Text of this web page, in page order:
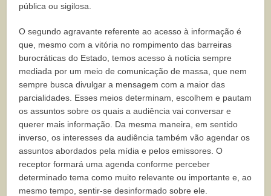
pública ou sigilosa.
O segundo agravante referente ao acesso à informação é
que, mesmo com a vitória no rompimento das barreiras
burocráticas do Estado, temos acesso à notícia sempre
mediada por um meio de comunicação de massa, que nem
sempre busca divulgar a mensagem com a maior das
parcialidades. Esses meios determinam, escolhem e pautam
os assuntos sobre os quais a audiência vai conversar e
querer mais informação. Da mesma maneira, em sentido
inverso, os interesses da audiência também vão agendar os
assuntos abordados pela mídia e pelos emissores. O
receptor formará uma agenda conforme perceber
determinado tema como muito relevante ou importante e, ao
mesmo tempo, sentir-se desinformado sobre ele.